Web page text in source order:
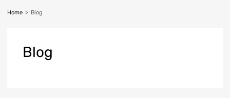
Home > Blog
Blog